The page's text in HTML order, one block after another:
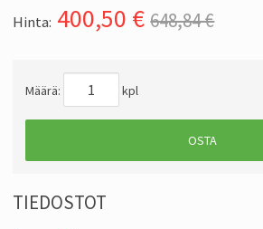
Hinta: 400,50 € 648,84 €
Määrä: kpl
OSTA
TIEDOSTOT